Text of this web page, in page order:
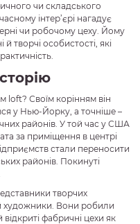
чи складського
інтер’єрі нагадує
чи робочому цеху. Йому
творчі особистості, які
loft? Своїм корінням він
у Нью-Йорку, а точніше –
районів. У той час у США
за приміщення в центрі
стали переносити
районів. Покинуті
творчих
художники. Вони робили
фабричні цехи як